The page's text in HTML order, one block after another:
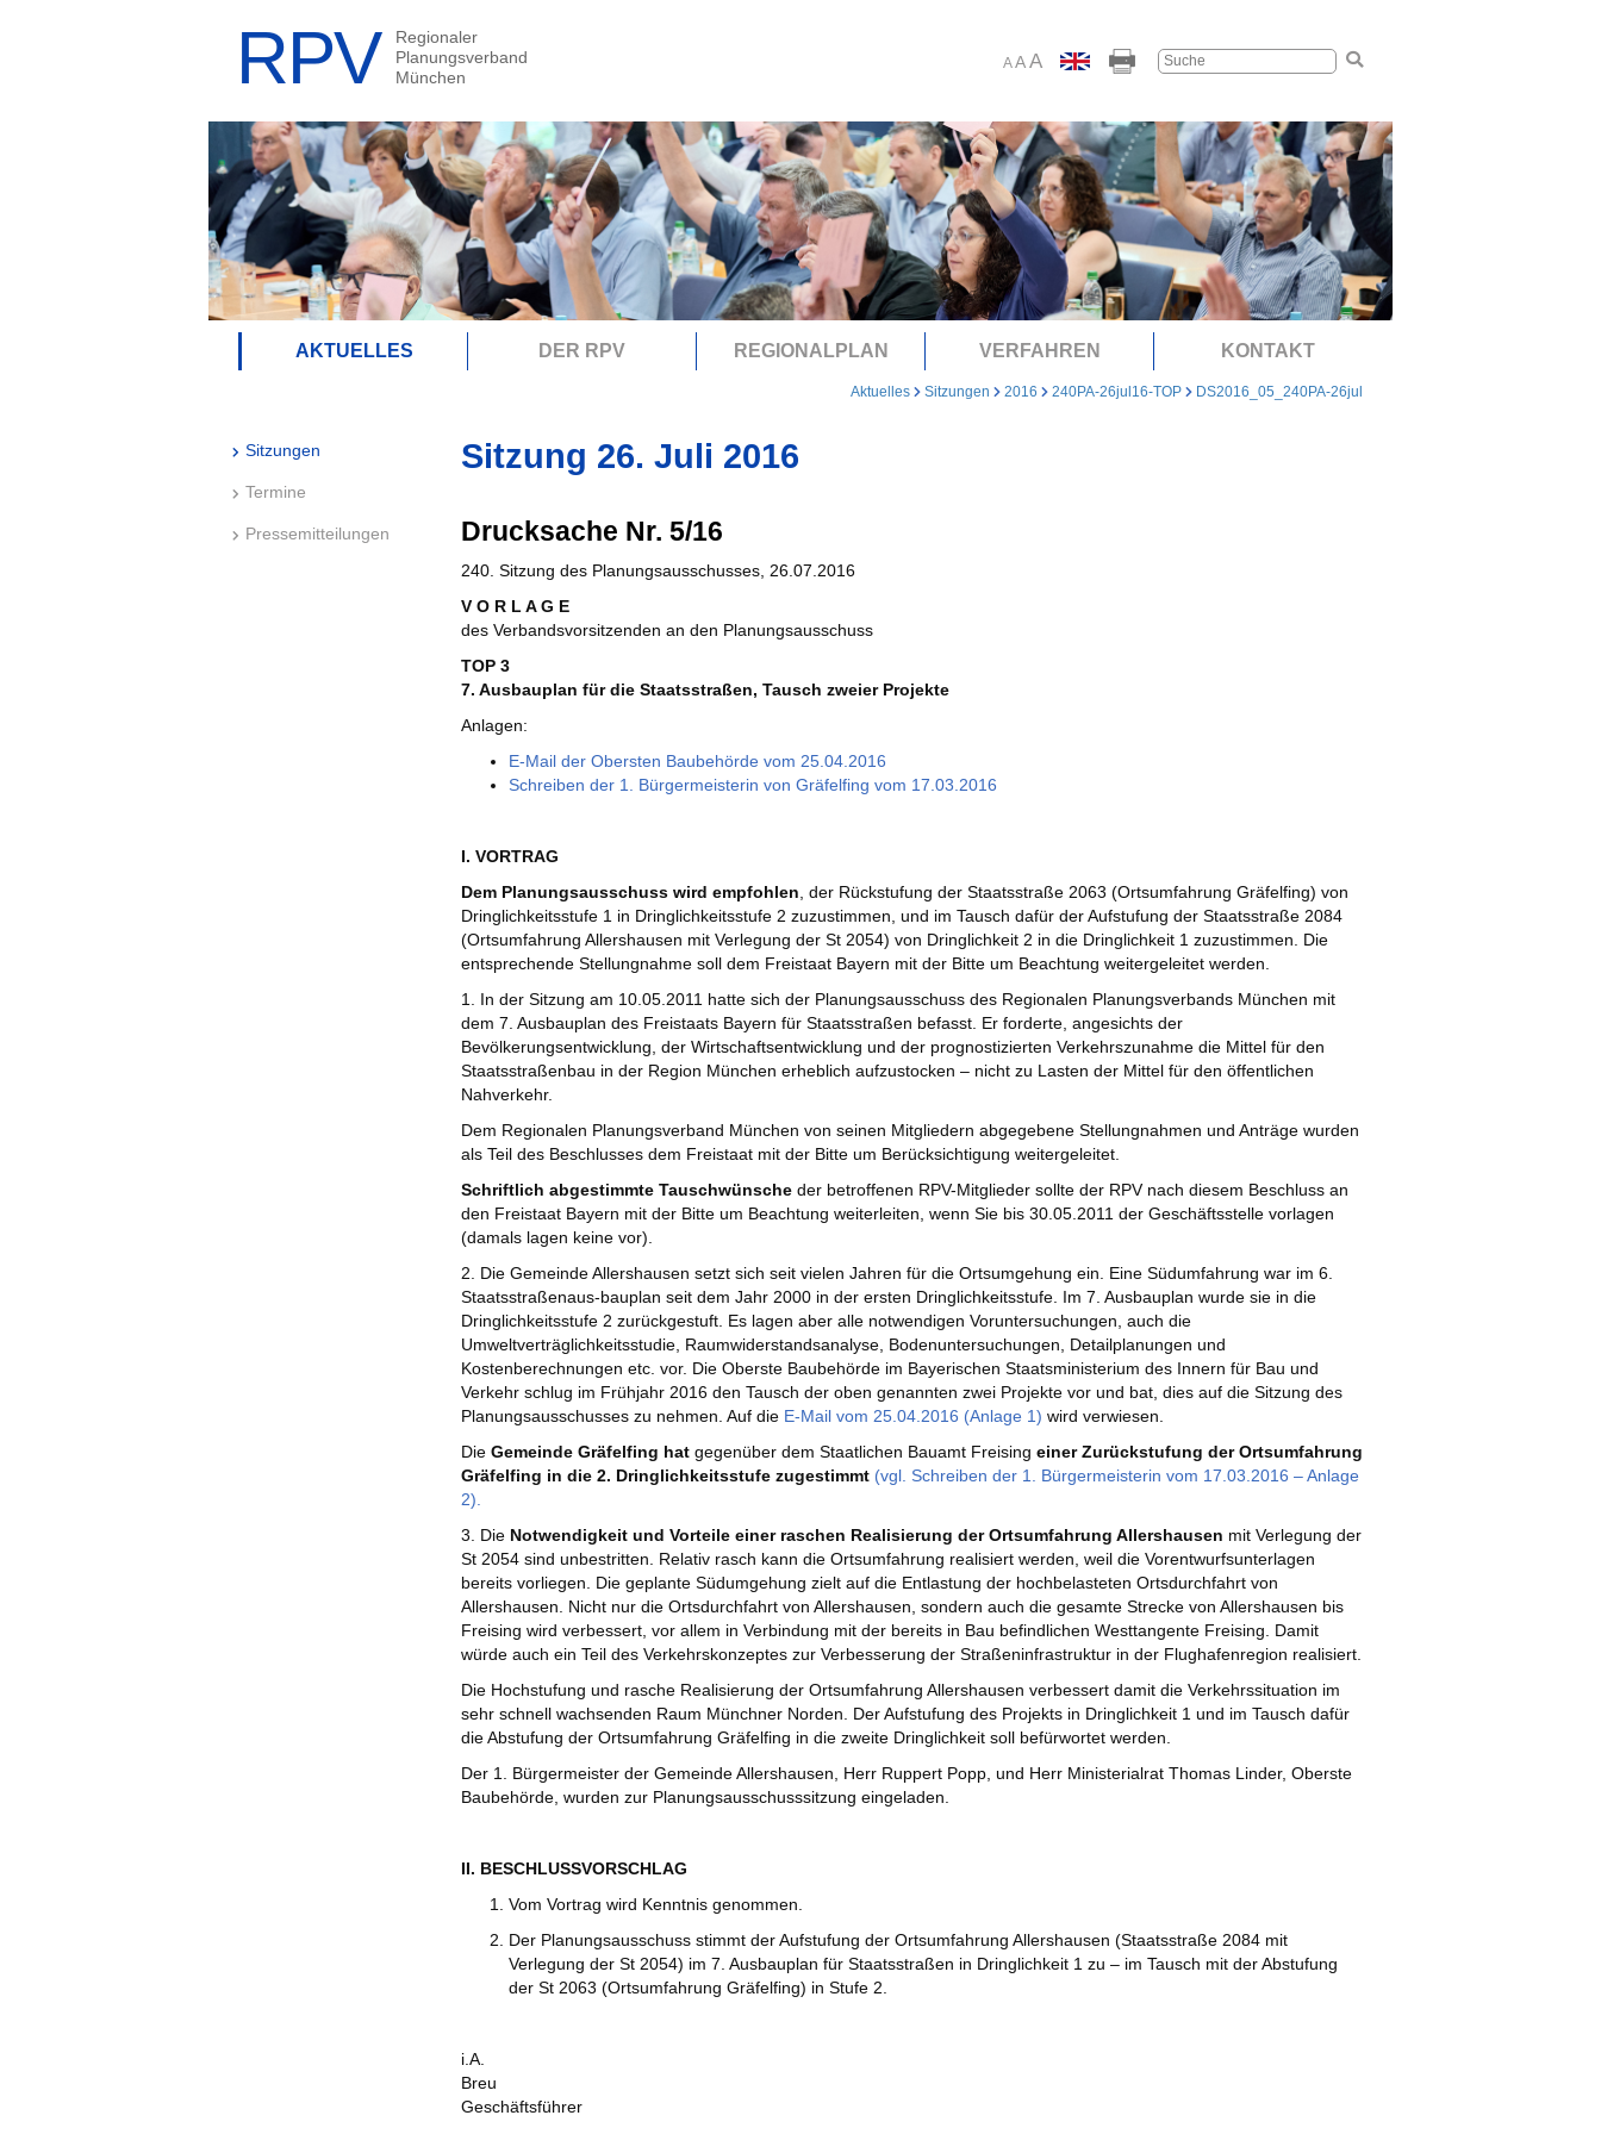
A AA
AKTUELLES DER RPV REGIONALPLAN VERFAHREN KONTAKT
Aktuelles Sitzungen 2016 240PA-26jul16-TOP DS2016_05_240PA-26jul
Sitzungen
Termine
Pressemitteilungen
Sitzung 26. Juli 2016
Drucksache Nr. 5/16
240. Sitzung des Planungsausschusses, 26.07.2016
V O R L A G E
des Verbandsvorsitzenden an den Planungsausschuss
TOP 3
7. Ausbauplan für die Staatsstraßen, Tausch zweier Projekte
Anlagen:
E-Mail der Obersten Baubehörde vom 25.04.2016
Schreiben der 1. Bürgermeisterin von Gräfelfing vom 17.03.2016
I. VORTRAG
Dem Planungsausschuss wird empfohlen , der Rückstufung der Staatsstraße 2063 (Ortsumfahrung Gräfelfing) von
Dringlichkeitsstufe 1 in Dringlichkeitsstufe 2 zuzustimmen, und im Tausch dafür der Aufstufung der Staatsstraße 2084
(Ortsumfahrung Allershausen mit Verlegung der St 2054) von Dringlichkeit 2 in die Dringlichkeit 1 zuzustimmen. Die
entsprechende Stellungnahme soll dem Freistaat Bayern mit der Bitte um Beachtung weitergeleitet werden.
1. In der Sitzung am 10.05.2011 hatte sich der Planungsausschuss des Regionalen Planungsverbands München mit
dem 7. Ausbauplan des Freistaats Bayern für Staatsstraßen befasst. Er forderte, angesichts der
Bevölkerungsentwicklung, der Wirtschaftsentwicklung und der prognostizierten Verkehrszunahme die Mittel für den
Staatsstraßenbau in der Region München erheblich aufzustocken – nicht zu Lasten der Mittel für den öffentlichen
Nahverkehr.
Dem Regionalen Planungsverband München von seinen Mitgliedern abgegebene Stellungnahmen und Anträge wurden
als Teil des Beschlusses dem Freistaat mit der Bitte um Berücksichtigung weitergeleitet.
Schriftlich abgestimmte Tauschwünscheder betroffenen RPV-Mitglieder sollte der RPV nach diesem Beschluss an
den Freistaat Bayern mit der Bitte um Beachtung weiterleiten, wenn Sie bis 30.05.2011 der Geschäftsstelle vorlagen
(damals lagen keine vor).
2. Die Gemeinde Allershausen setzt sich seit vielen Jahren für die Ortsumgehung ein. Eine Südumfahrung war im 6.
Staatsstraßenaus-bauplan seit dem Jahr 2000 in der ersten Dringlichkeitsstufe. Im 7. Ausbauplan wurde sie in die
Dringlichkeitsstufe 2 zurückgestuft. Es lagen aber alle notwendigen Voruntersuchungen, auch die
Umweltverträglichkeitsstudie, Raumwiderstandsanalyse, Bodenuntersuchungen, Detailplanungen und
Kostenberechnungen etc. vor. Die Oberste Baubehörde im Bayerischen Staatsministerium des Innern für Bau und
Verkehr schlug im Frühjahr 2016 den Tausch der oben genannten zwei Projekte vor und bat, dies auf die Sitzung des
Planungsausschusses zu nehmen. Auf die E-Mail vom 25.04.2016 (Anlage 1) wird verwiesen.
Die Gemeinde Gräfelfing hatgegenüber dem Staatlichen Bauamt Freising einer Zurückstufung der Ortsumfahrung
Gräfelfing in die 2. Dringlichkeitsstufe zugestimmt (vgl. Schreiben der 1. Bürgermeisterin vom 17.03.2016 – Anlage
2).
3. DieNotwendigkeit und Vorteile einer raschen Realisierung der Ortsumfahrung Allershausen mit Verlegung der
St 2054 sind unbestritten. Relativ rasch kann die Ortsumfahrung realisiert werden, weil die Vorentwurfsunterlagen
bereits vorliegen. Die geplante Südumgehung zielt auf die Entlastung der hochbelasteten Ortsdurchfahrt von
Allershausen. Nicht nur die Ortsdurchfahrt von Allershausen, sondern auch die gesamte Strecke von Allershausen bis
Freising wird verbessert, vor allem in Verbindung mit der bereits in Bau befindlichen Westtangente Freising. Damit
würde auch ein Teil des Verkehrskonzeptes zur Verbesserung der Straßeninfrastruktur in der Flughafenregion realisiert.
Die Hochstufung und rasche Realisierung der Ortsumfahrung Allershausen verbessert damit die Verkehrssituation im
sehr schnell wachsenden Raum Münchner Norden. Der Aufstufung des Projekts in Dringlichkeit 1 und im Tausch dafür
die Abstufung der Ortsumfahrung Gräfelfing in die zweite Dringlichkeit soll befürwortet werden.
Der 1. Bürgermeister der Gemeinde Allershausen, Herr Ruppert Popp, und Herr Ministerialrat Thomas Linder, Oberste
Baubehörde, wurden zur Planungsausschusssitzung eingeladen.
II. BESCHLUSSVORSCHLAG
Vom Vortrag wird Kenntnis genommen.
Der Planungsausschuss stimmt der Aufstufung der Ortsumfahrung Allershausen (Staatsstraße 2084 mit
Verlegung der St 2054) im 7. Ausbauplan für Staatsstraßen in Dringlichkeit 1 zu – im Tausch mit der Abstufung
der St 2063 (Ortsumfahrung Gräfelfing) in Stufe 2.
i.A.
Breu
Geschäftsführer